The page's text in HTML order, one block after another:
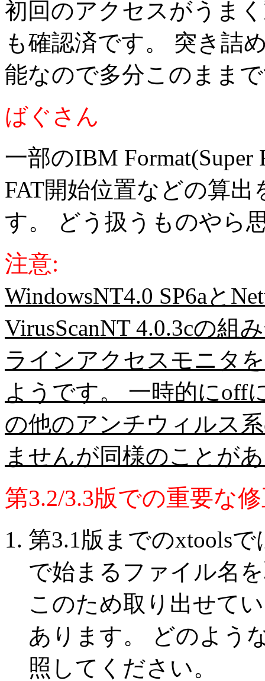
初回のアクセスがうま
も確認済です。 突き詰
能なので多分このまま
ばぐさん
一部のIBM
FAT開始位置などの算
す。 どう扱うものやら
注意:
WindowsNT4.0 SP6aと
VirusScanNT 4.0.3cの組
ラインアクセスモニタ
ようです。 一時的にoff
の他のアンチウィルス
ませんが同様のことが
第3.2/3.3版での重要な
第3.1版までのxtools
で始まるファイル名
このため取り出せて
あります。 どのよう
照してください。